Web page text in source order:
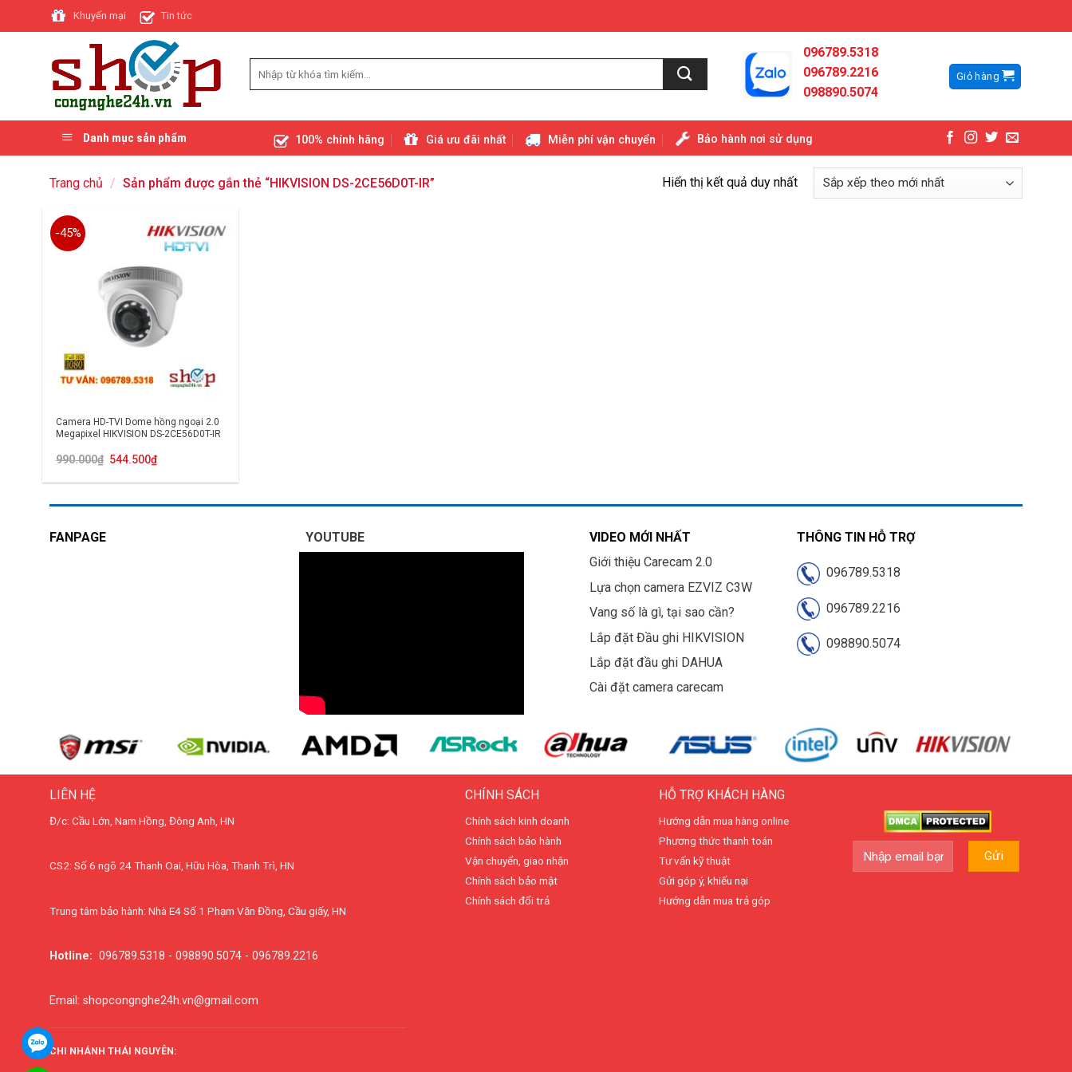
to
Khuyến mại Tin tức
096789.5318
096789.2216
098890.5074
Giỏ hàng
Danh mục sản phẩm 100% chính hãng Giá ưu đãi nhất Miễn phí vận chuyển Bảo hành nơi sử dụng
Trang chủ / Sản phẩm được gắn thẻ “HIKVISION DS-2CE56D0T-IR” Hiển thị kết quả duy nhất
-45%
Camera HD-TVI Dome hồng ngoại 2.0
Megapixel HIKVISION DS-2CE56D0T-IR
990.000₫ Giá
544.500₫Giá
hiện
FANPAGE YOUTUBE
VIDEO MỚI NHẤT
Giới thiệu Carecam 2.0
Lựa chọn camera EZVIZ C3W
Vang số là gì, tại sao cần?
Lắp đặt Đầu ghi HIKVISION
Lắp đặt đầu ghi DAHUA
Cài đặt camera carecam
THÔNG TIN HỖ TRỢ
096789.5318
096789.2216
098890.5074
LIÊN HỆ
Đ/c: Cầu Lớn, Nam Hồng, Đông Anh, HN
CS2: Số 6 ngõ 24 Thanh Oai, Hữu Hòa, Thanh Trì, HN
Trung tâm bảo hành: Nhà E4 Số 1 Phạm Văn Đồng, Cầu giấy, HN
Hotline: 096789.5318 - 098890.5074 - 096789.2216
Email: shopcongnghe24h.vn@gmail.com
CHI NHÁNH THÁI NGUYÊN:
CHÍNH SÁCH
Chính sách kinh doanh
Chính sách bảo hành
Vận chuyển, giao nhận
Chính sách bảo mật
Chính sách đổi trả
HỖ TRỢ KHÁCH HÀNG
Hướng dẫn mua hàng online
Phương thức thanh toán
Tư vấn kỹ thuật
Gửi góp ý, khiếu nại
Hướng dẫn mua trả góp